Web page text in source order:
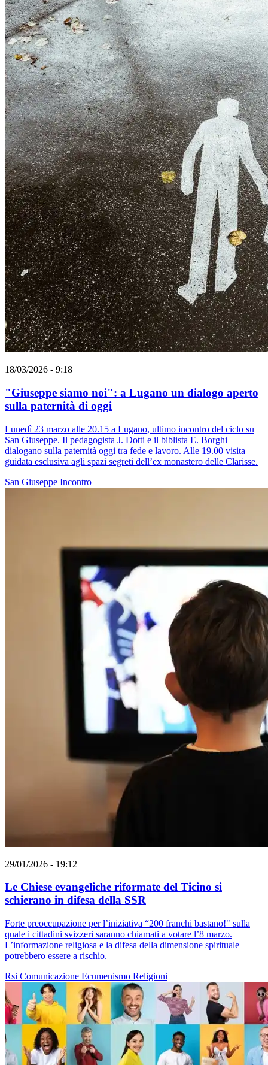
18/03/2026 - 9:18
"Giuseppe siamo noi": a Lugano un dialogo aperto
sulla paternità di oggi
Lunedì 23 marzo alle 20.15 a Lugano, ultimo incontro del ciclo su
San Giuseppe. Il pedagogista J. Dotti e il biblista E. Borghi
dialogano sulla paternità oggi tra fede e lavoro. Alle 19.00 visita
guidata esclusiva agli spazi segreti dell’ex monastero delle Clarisse.
San Giuseppe Incontro
29/01/2026 - 19:12
Le Chiese evangeliche riformate del Ticino si
schierano in difesa della SSR
Forte preoccupazione per l’iniziativa “200 franchi bastano!" sulla
quale i cittadini svizzeri saranno chiamati a votare l’8 marzo.
L’informazione religiosa e la difesa della dimensione spirituale
potrebbero essere a rischio.
Rsi Comunicazione Ecumenismo Religioni